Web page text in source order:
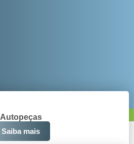
Autopeças
Saiba mais